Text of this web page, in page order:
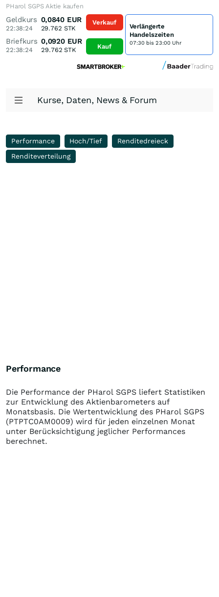
PHarol SGPS Aktie kaufen
Geldkurs
22:38:24
0,0840 EUR
29.762 STK
Briefkurs
22:38:24
0,0920 EUR
29.762 STK
Verkauf
Kauf
Verlängerte
Handelszeiten
07:30 bis 23:00 Uhr
Kurse, Daten, News & Forum
Performance Hoch/Tief
Renditedreieck
Renditeverteilung
Performance
Die Performance der PHarol SGPS liefert Statistiken
zur Entwicklung des Aktienbarometers auf
Monatsbasis. Die Wertentwicklung des PHarol SGPS
(PTPTC0AM0009) wird für jeden einzelnen Monat
unter Berücksichtigung jeglicher Performances
berechnet.